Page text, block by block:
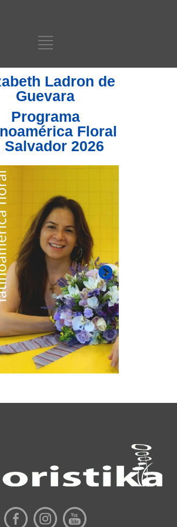
Ladron de
Guevara
Programa
Floral
Salvador 2026